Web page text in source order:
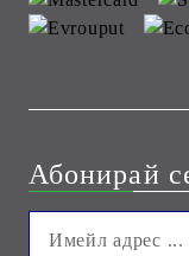
Абонирай